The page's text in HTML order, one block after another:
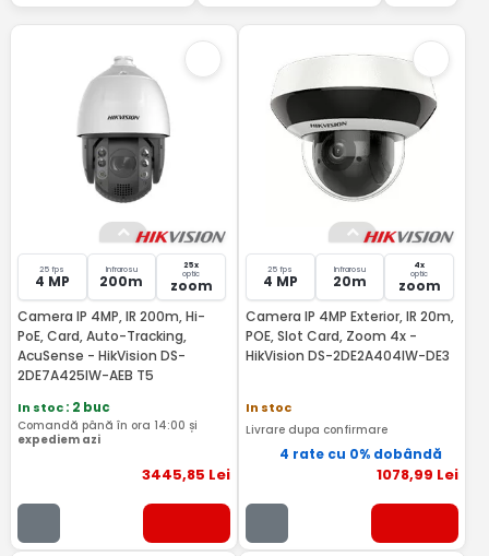
25 fps
4 MP
Infrarosu
200m
25x
optic
zoom
Camera IP 4MP, IR 200m, Hi-
PoE, Card, Auto-Tracking,
AcuSense - HikVision DS-
2DE7A425IW-AEB T5
In stoc: 2 buc
Comandă până în ora 14:00 și
expediem azi
3445,85 Lei
25 fps
4 MP
Infrarosu
20m
4x
optic
zoom
Camera IP 4MP Exterior, IR 20m,
POE, Slot Card, Zoom 4x -
HikVision DS-2DE2A404IW-DE3
In stoc
Livrare dupa confirmare
4 rate cu 0% dobândă
1078,99 Lei